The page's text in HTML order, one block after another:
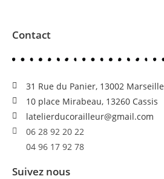
Contact
31 Rue du Panier, 13002 Marseille
10 place Mirabeau, 13260 Cassis
latelierducorailleur@gmail.com
06 28 92 20 22
04 96 17 92 78
Suivez nous